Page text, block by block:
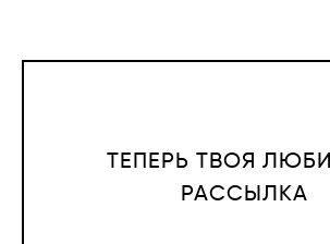
ТЕПЕРЬ ТВОЯ
РАССЫЛКА